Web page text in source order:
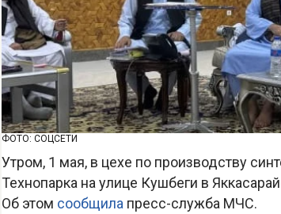
ФОТО: СОЦСЕТИ
Утром, 1 мая, в цехе по производству
Технопарка на улице Кушбеги в
Об этом сообщила пресс-служба МЧС.